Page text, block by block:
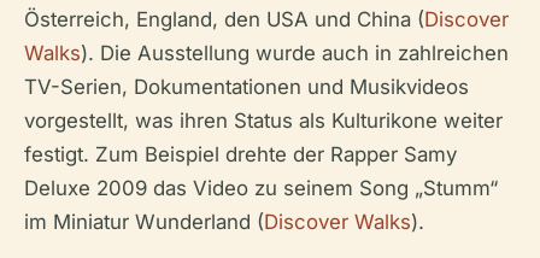
Österreich, England, den USA und China (Discover
Walks). Die Ausstellung wurde auch in zahlreichen
TV-Serien, Dokumentationen und Musikvideos
vorgestellt, was ihren Status als Kulturikone weiter
festigt. Zum Beispiel drehte der Rapper Samy
Deluxe 2009 das Video zu seinem Song „Stumm“
im Miniatur Wunderland (Discover Walks).